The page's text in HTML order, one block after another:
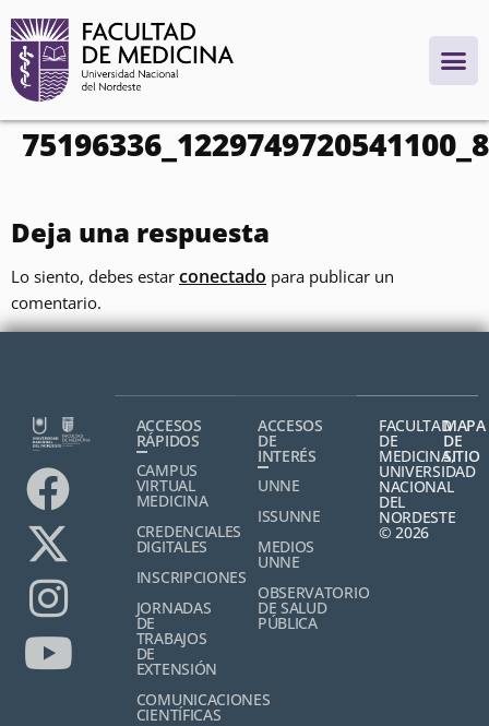
contenido
Deja una respuesta
Lo siento, debes estar conectado para publicar un
comentario.
ACCESOS
RÁPIDOS
CAMPUS
VIRTUAL
MEDICINA
CREDENCIALES
DIGITALES
INSCRIPCIONES
JORNADAS
DE
TRABAJOS
DE
EXTENSIÓN
COMUNICACIONES
CIENTÍFICAS
ACCESOS
DE
INTERÉS
UNNE
ISSUNNE
MEDIOS
UNNE
OBSERVATORIO
DE SALUD
PÚBLICA
FACULTAD
DE
MEDICINA,
UNIVERSIDAD
NACIONAL
DEL
NORDESTE
© 2026
MAPA
DE
SITIO